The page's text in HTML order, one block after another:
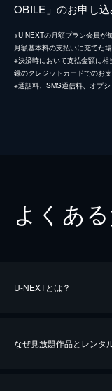
OBILE」のお申し込
※U-NEXTの月額プラン会員が
月額基本料の支払いに充てた場
※決済時において支払金額に
録のクレジットカードでのお支
※通話料、SMS通信料、オプ
よくあ
U-NEXTとは？
なぜ見放題作品とレンタ